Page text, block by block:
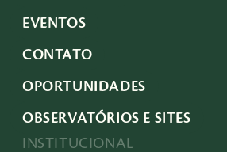
EVENTOS
CONTATO
OPORTUNIDADES
OBSERVATÓRIOS E SITES
INSTITUCIONAL